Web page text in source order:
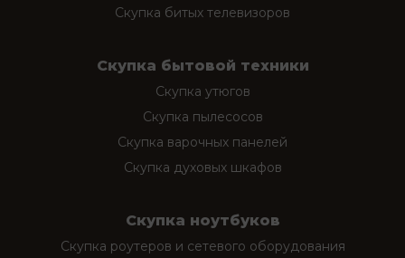
Скупка битых телевизоров
Скупка бытовой техники
Скупка утюгов
Скупка пылесосов
Скупка варочных панелей
Скупка духовых шкафов
Скупка ноутбуков
Скупка роутеров и сетевого оборудования